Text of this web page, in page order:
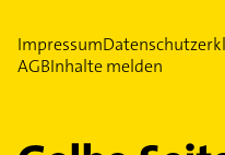
Impressum
AGBInhalte melden